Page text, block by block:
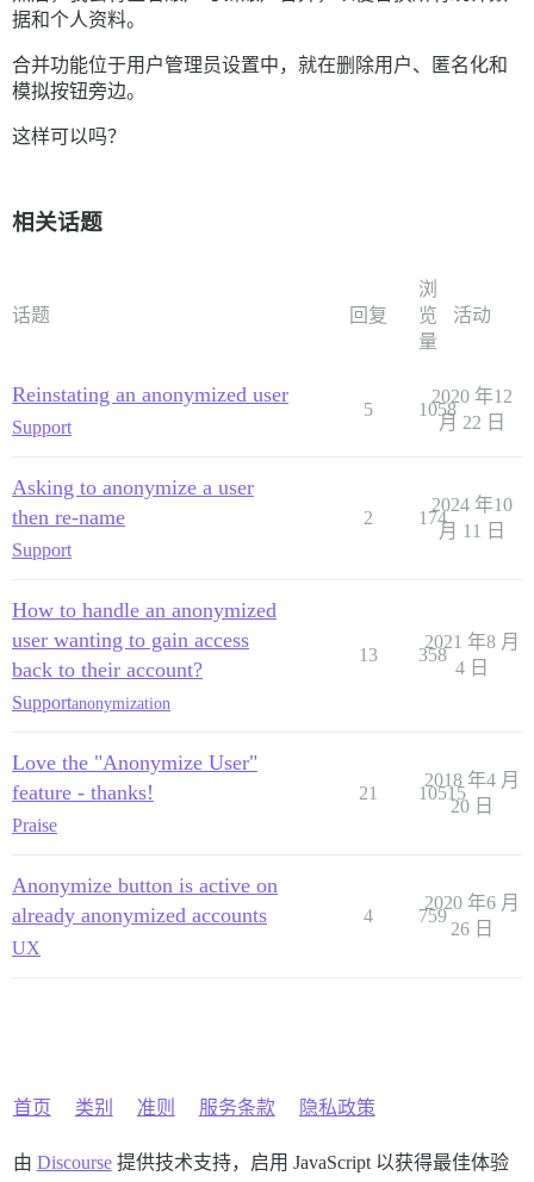
据和个人资料。
合并功能位于用户管理员设置中，就在删除用户、匿名化和
模拟按钮旁边。
这样可以吗？
相关话题
话题 回复
浏
览
量
活动
Reinstating an anonymized user
Support
5 1058
2020 年12
月 22 日
Asking to anonymize a user
then re-name
Support
2 174
2024 年10
月 11 日
How to handle an anonymized
user wanting to gain access
back to their account?
Supportanonymization
13 358
2021 年8 月
4 日
Love the "Anonymize User"
feature - thanks!
Praise
21 10515
2018 年4 月
20 日
Anonymize button is active on
already anonymized accounts
UX
4 759
2020 年6 月
26 日
首页 类别 准则 服务条款 隐私政策
由 Discourse提供技术支持，启用 JavaScript 以获得最佳体验